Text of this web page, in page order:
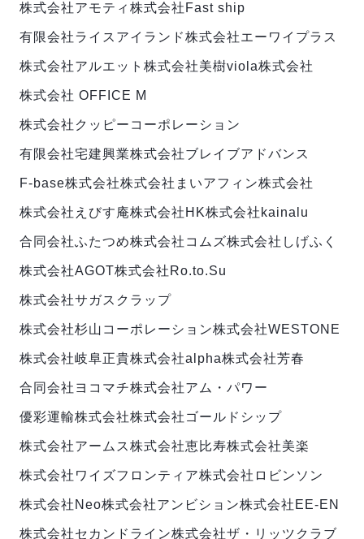
株式会社アモティ 株式会社Fast ship
有限会社ライスアイランド株式会社エーワイプラス
株式会社アルエット 株式会社美樹viola株式会社
株式会社 OFFICE M
株式会社クッピーコーポレーション
有限会社宅建興業株式会社ブレイブアドバンス
F-base株式会社株式会社まいアフィン株式会社
株式会社えびす庵株式会社HK株式会社kainalu
合同会社ふたつめ株式会社コムズ株式会社しげふく
株式会社AGOT株式会社Ro.to.Su
株式会社サガスクラップ
株式会社杉山コーポレーション株式会社WESTONE
株式会社岐阜正貴株式会社alpha株式会社芳春
合同会社ヨコマチ株式会社アム・パワー
優彩運輸株式会社株式会社ゴールドシップ
株式会社アームス株式会社恵比寿株式会社美楽
株式会社ワイズフロンティア株式会社ロビンソン
株式会社Neo株式会社アンビション株式会社EE-EN
株式会社セカンドライン株式会社ザ・リッツクラブ